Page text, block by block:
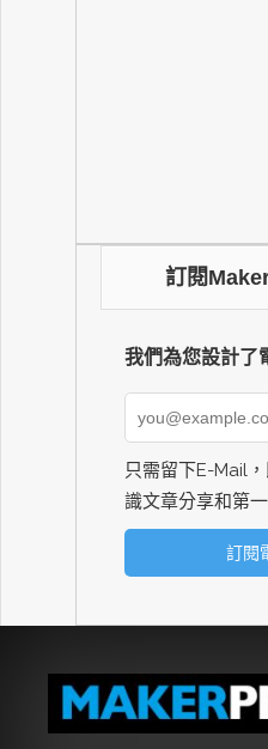
訂閱
我們為您設計了
只需留下E-Mail
識文章分享和第